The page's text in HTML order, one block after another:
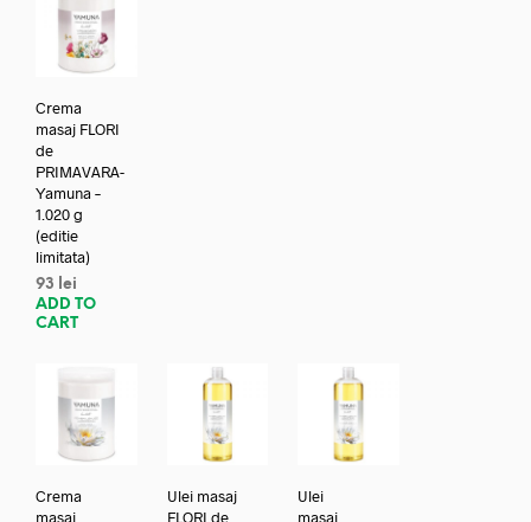
Crema
masaj FLORI
de
PRIMAVARA-
Yamuna –
1.020 g
(editie
limitata)
93
lei
ADD TO
CART
Crema
masaj
Ulei masaj
FLORI de
Ulei
masaj